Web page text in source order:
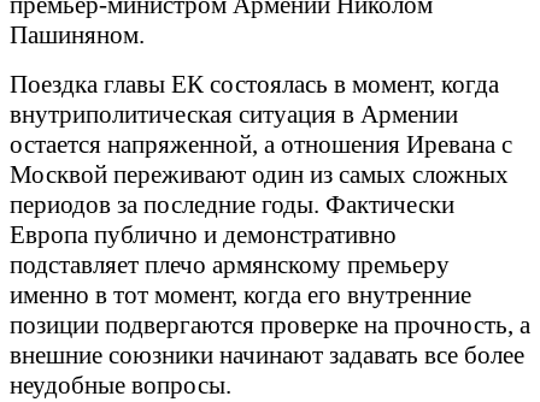
Пашиняном.
Поездка главы ЕК состоялась в момент, когда
внутриполитическая ситуация в Армении
остается напряженной, а отношения Иревана с
Москвой переживают один из самых сложных
периодов за последние годы. Фактически
Европа публично и демонстративно
подставляет плечо армянскому премьеру
именно в тот момент, когда его внутренние
позиции подвергаются проверке на прочность, а
внешние союзники начинают задавать все более
неудобные вопросы.